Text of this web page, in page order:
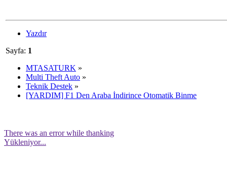
Yazdır
Sayfa: 1
MTASATURK »
Multi Theft Auto »
Teknik Destek »
[YARDIM] F1 Den Araba İndirince Otomatik Binme
There was an error while thanking
Yükleniyor...